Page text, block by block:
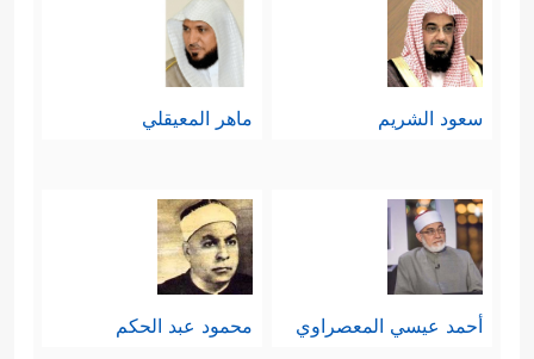
سعود الشريم ماهر المعيقلي
أحمد عيسي المعصراوي محمود عبد الحكم